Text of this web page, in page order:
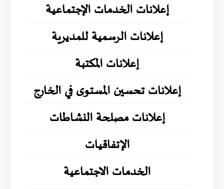
إعلانات الخدمات الإجتماعية
إعلانات الرسمية للمديرية
إعلانات المكتبة
إعلانات تحسين المستوى في الخارج
إعلانات مصلحة النشاطات
الإتفاقيات
الخدمات الاجتماعية